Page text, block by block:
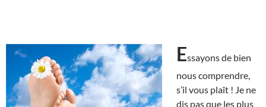
Essayons de bien
nous comprendre,
s’il vous plaît ! Je ne
dis pas que les plus